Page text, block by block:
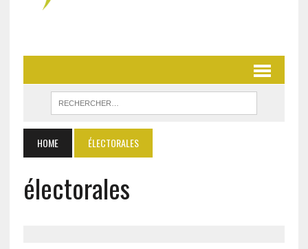
HOME ÉLECTORALES
électorales